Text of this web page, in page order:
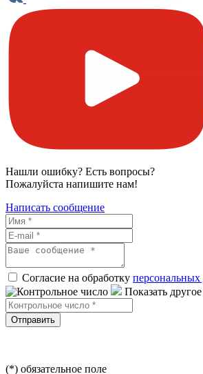
Нашли ошибку? Есть вопросы?
Пожалуйста напишите нам!
Написать сообщение
Согласие на обработку
Показать
Отправить
(*) обязательное поле